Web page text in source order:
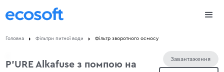
Головна Фільтри питної води Фільтр зворотного осмосу
P'URE Alkafuse з помпою на
Завантаження